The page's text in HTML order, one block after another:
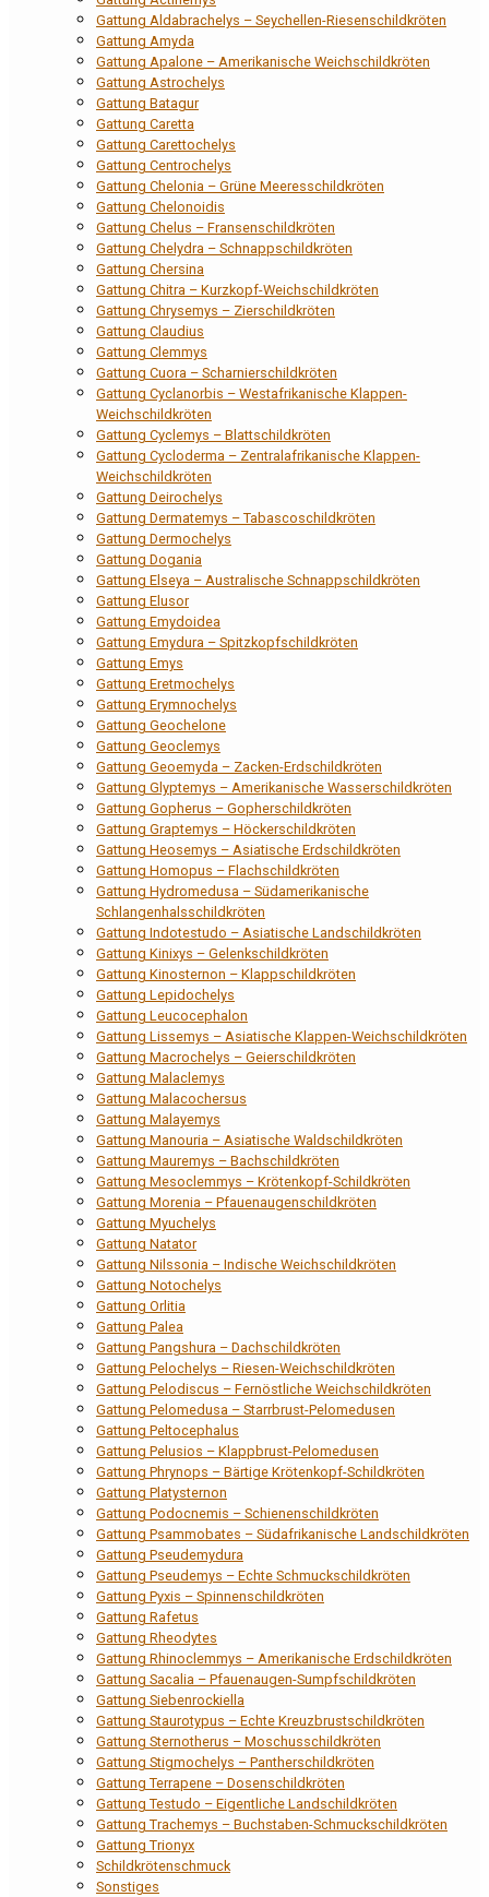
Gattung Aldabrachelys – Seychellen-Riesenschildkröten
Gattung Amyda
Gattung Apalone – Amerikanische Weichschildkröten
Gattung Astrochelys
Gattung Batagur
Gattung Caretta
Gattung Carettochelys
Gattung Centrochelys
Gattung Chelonia – Grüne Meeresschildkröten
Gattung Chelonoidis
Gattung Chelus – Fransenschildkröten
Gattung Chelydra – Schnappschildkröten
Gattung Chersina
Gattung Chitra – Kurzkopf-Weichschildkröten
Gattung Chrysemys – Zierschildkröten
Gattung Claudius
Gattung Clemmys
Gattung Cuora – Scharnierschildkröten
Gattung Cyclanorbis – Westafrikanische Klappen-
Weichschildkröten
Gattung Cyclemys – Blattschildkröten
Gattung Cycloderma – Zentralafrikanische Klappen-
Weichschildkröten
Gattung Deirochelys
Gattung Dermatemys – Tabascoschildkröten
Gattung Dermochelys
Gattung Dogania
Gattung Elseya – Australische Schnappschildkröten
Gattung Elusor
Gattung Emydoidea
Gattung Emydura – Spitzkopfschildkröten
Gattung Emys
Gattung Eretmochelys
Gattung Erymnochelys
Gattung Geochelone
Gattung Geoclemys
Gattung Geoemyda – Zacken-Erdschildkröten
Gattung Glyptemys – Amerikanische Wasserschildkröten
Gattung Gopherus – Gopherschildkröten
Gattung Graptemys – Höckerschildkröten
Gattung Heosemys – Asiatische Erdschildkröten
Gattung Homopus – Flachschildkröten
Gattung Hydromedusa – Südamerikanische
Schlangenhalsschildkröten
Gattung Indotestudo – Asiatische Landschildkröten
Gattung Kinixys – Gelenkschildkröten
Gattung Kinosternon – Klappschildkröten
Gattung Lepidochelys
Gattung Leucocephalon
Gattung Lissemys – Asiatische Klappen-Weichschildkröten
Gattung Macrochelys – Geierschildkröten
Gattung Malaclemys
Gattung Malacochersus
Gattung Malayemys
Gattung Manouria – Asiatische Waldschildkröten
Gattung Mauremys – Bachschildkröten
Gattung Mesoclemmys – Krötenkopf-Schildkröten
Gattung Morenia – Pfauenaugenschildkröten
Gattung Myuchelys
Gattung Natator
Gattung Nilssonia – Indische Weichschildkröten
Gattung Notochelys
Gattung Orlitia
Gattung Palea
Gattung Pangshura – Dachschildkröten
Gattung Pelochelys – Riesen-Weichschildkröten
Gattung Pelodiscus – Fernöstliche Weichschildkröten
Gattung Pelomedusa – Starrbrust-Pelomedusen
Gattung Peltocephalus
Gattung Pelusios – Klappbrust-Pelomedusen
Gattung Phrynops – Bärtige Krötenkopf-Schildkröten
Gattung Platysternon
Gattung Podocnemis – Schienenschildkröten
Gattung Psammobates – Südafrikanische Landschildkröten
Gattung Pseudemydura
Gattung Pseudemys – Echte Schmuckschildkröten
Gattung Pyxis – Spinnenschildkröten
Gattung Rafetus
Gattung Rheodytes
Gattung Rhinoclemmys – Amerikanische Erdschildkröten
Gattung Sacalia – Pfauenaugen-Sumpfschildkröten
Gattung Siebenrockiella
Gattung Staurotypus – Echte Kreuzbrustschildkröten
Gattung Sternotherus – Moschusschildkröten
Gattung Stigmochelys – Pantherschildkröten
Gattung Terrapene – Dosenschildkröten
Gattung Testudo – Eigentliche Landschildkröten
Gattung Trachemys – Buchstaben-Schmuckschildkröten
Gattung Trionyx
Schildkrötenschmuck
Sonstiges